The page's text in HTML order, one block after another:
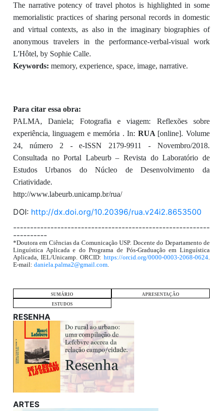
The narrative potency of travel photos is highlighted in some
memorialistic practices of sharing personal records in domestic
and virtual contexts, as also in the imaginary biographies of
anonymous travelers in the performance-verbal-visual work
L'Hôtel, by Sophie Calle.
Keywords: memory, experience, space, image, narrative.
Para citar essa obra:
PALMA, Daniela; Fotografia e viagem: Reflexões sobre
experiência, linguagem e memória . In: RUA [online]. Volume
24, número 2 - e-ISSN 2179-9911 - Novembro/2018.
Consultada no Portal Labeurb – Revista do Laboratório de
Estudos Urbanos do Núcleo de Desenvolvimento da
Criatividade.
http://www.labeurb.unicamp.br/rua/
DOI: http://dx.doi.org/10.20396/rua.v24i2.8653500
----------------------------------------------------------
----------
*Doutora em Ciências da Comunicação USP. Docente do Departamento de
Linguística Aplicada e do Programa de Pós-Graduação em Linguística
Aplicada, IEL/Unicamp. ORCID: https://orcid.org/0000-0003-2068-0624
E-mail: daniela.palma2@gmail.com.
SUMÁRIO
APRESENTAÇÃO
ESTUDOS
RESENHA
ARTES